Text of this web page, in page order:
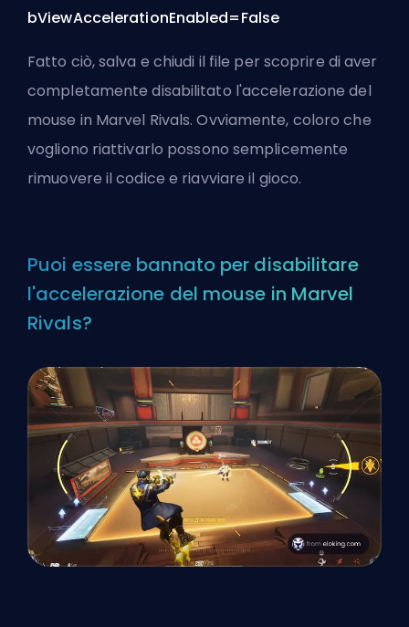
bViewAccelerationEnabled=False
Fatto ciò, salva e chiudi il file per scoprire di aver
completamente disabilitato l'accelerazione del
mouse in Marvel Rivals. Ovviamente, coloro che
vogliono riattivarlo possono semplicemente
rimuovere il codice e riavviare il gioco.
Puoi essere bannato per disabilitare
l'accelerazione del mouse in Marvel
Rivals?